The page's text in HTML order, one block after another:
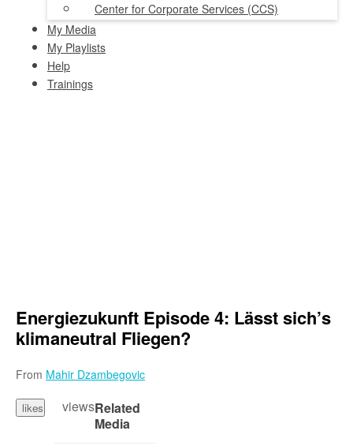
Center for Corporate Services (CCS)
My Media
My Playlists
Help
Trainings
Energiezukunft Episode 4: Lässt sich’s
klimaneutral Fliegen?
From Mahir Dzambegovic
likes viewsRelated
Media